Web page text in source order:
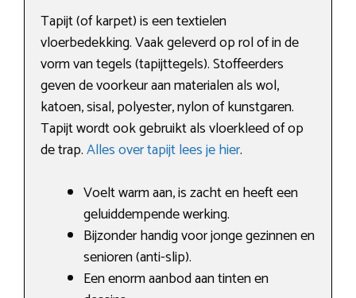
Tapijt (of karpet) is een textielen
vloerbedekking. Vaak geleverd op rol of in de
vorm van tegels (tapijttegels). Stoffeerders
geven de voorkeur aan materialen als wol,
katoen, sisal, polyester, nylon of kunstgaren.
Tapijt wordt ook gebruikt als vloerkleed of op
de trap.Alles over tapijt lees je hier.
Voelt warm aan, is zacht en heeft een
geluiddempende werking.
Bijzonder handig voor jonge gezinnen en
senioren (anti-slip).
Een enorm aanbod aan tinten en